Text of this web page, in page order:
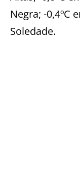
Negra; -0,4ºC
Soledade.